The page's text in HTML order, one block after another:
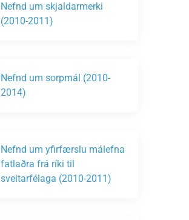
Nefnd um skjaldarmerki
(2010-2011)
Nefnd um sorpmál (2010-
2014)
Nefnd um yfirfærslu málefna
fatlaðra frá ríki til
sveitarfélaga (2010-2011)